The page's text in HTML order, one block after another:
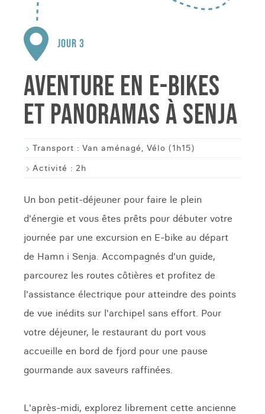
JOUR 3
AVENTURE EN E-BIKES
ET PANORAMAS À SENJA
Transport : Van aménagé, Vélo (1h15)
Activité : 2h
Un bon petit-déjeuner pour faire le plein
d'énergie et vous êtes prêts pour débuter votre
journée par une excursion en E-bike au départ
de Hamn i Senja. Accompagnés d'un guide,
parcourez les routes côtières et profitez de
l'assistance électrique pour atteindre des points
de vue inédits sur l'archipel sans effort. Pour
votre déjeuner, le restaurant du port vous
accueille en bord de fjord pour une pause
gourmande aux saveurs raffinées.
L'après-midi, explorez librement cette ancienne